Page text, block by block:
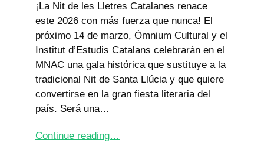
¡La Nit de les Lletres Catalanes renace
este 2026 con más fuerza que nunca! El
próximo 14 de marzo, Òmnium Cultural y el
Institut d’Estudis Catalans celebrarán en el
MNAC una gala histórica que sustituye a la
tradicional Nit de Santa Llúcia y que quiere
convertirse en la gran fiesta literaria del
país. Será una…
Continue reading…